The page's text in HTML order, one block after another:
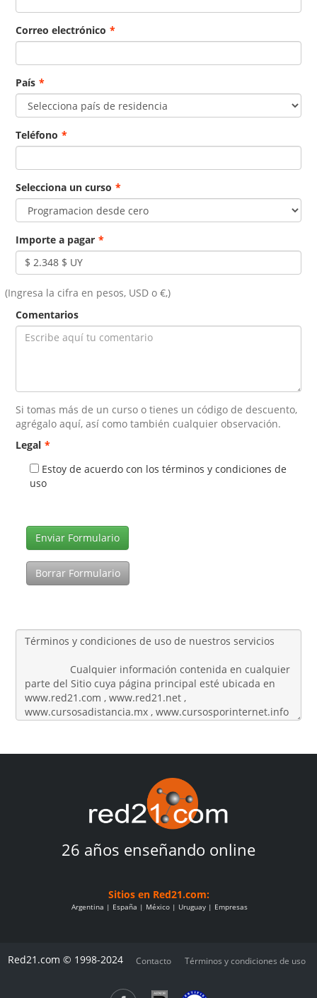
Correo electrónico *
País *
Teléfono *
Selecciona un curso *
Importe a pagar *
(Ingresa la cifra en pesos, USD o €,)
Comentarios
Si tomas más de un curso o tienes un código de descuento,
agrégalo aquí, así como también cualquier observación.
Legal *
Estoy de acuerdo con los términos y condiciones de
uso
26 años enseñando online
Sitios en Red21.com:
Argentina España México Uruguay Empresas
Red21.com © 1998-2024 Contacto Términos y condiciones de uso